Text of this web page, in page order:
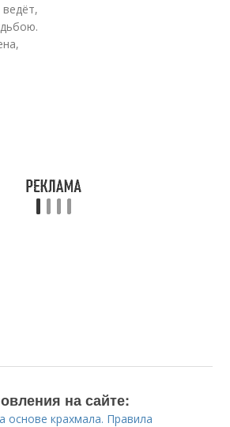
на сайте:
основе крахмала. Правила